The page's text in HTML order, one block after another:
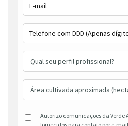
Autorizo comunicações da Verde